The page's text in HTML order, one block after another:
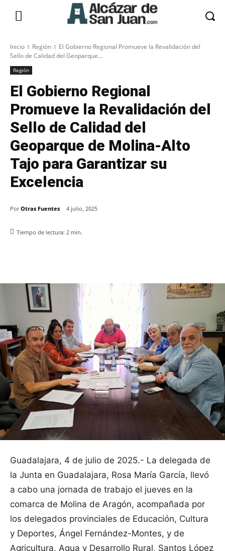
Inicio Región
El Gobierno Regional Promueve la Revalidación del
Sello de Calidad del Geoparque...
Región
El Gobierno Regional
Promueve la Revalidación del
Sello de Calidad del
Geoparque de Molina-Alto
Tajo para Garantizar su
Excelencia
Por Otras Fuentes 4 julio, 2025
Tiempo de lectura: 2 min.
Guadalajara, 4 de julio de 2025.- La delegada de
la Junta en Guadalajara, Rosa María García, llevó
a cabo una jornada de trabajo el jueves en la
comarca de Molina de Aragón, acompañada por
los delegados provinciales de Educación, Cultura
y Deportes, Ángel Fernández-Montes, y de
Agricultura, Agua y Desarrollo Rural, Santos López